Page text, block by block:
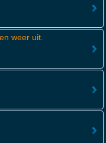
weer uit.